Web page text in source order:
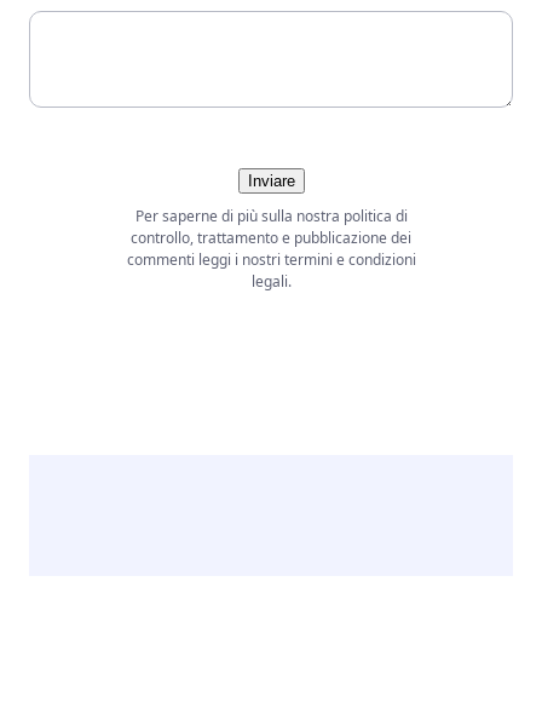
Inviare
Per saperne di più sulla nostra politica di
controllo, trattamento e pubblicazione dei
commenti leggi i nostri termini e condizioni
legali.